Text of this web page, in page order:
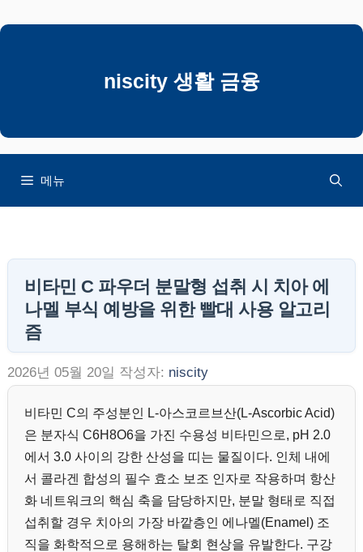
텐
뛰
niscity 생활 금융
메뉴
비타민 C 파우더 분말형 섭취 시 치아 에
나멜 부식 예방을 위한 빨대 사용 알고리
즘
2026년 05월 20일 작성자: niscity
비타민 C의 주성분인 L-아스코르브산(L-Ascorbic Acid)
은 분자식 C6H8O6을 가진 수용성 비타민으로, pH 2.0
에서 3.0 사이의 강한 산성을 띠는 물질이다. 인체 내에
서 콜라겐 합성의 필수 효소 보조 인자로 작용하며 항산
화 네트워크의 핵심 축을 담당하지만, 분말 형태로 직접
섭취할 경우 치아의 가장 바깥층인 에나멜(Enamel) 조
직을 화학적으로 용해하는 탈회 현상을 유발한다. 구강